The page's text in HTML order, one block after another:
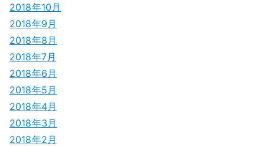
2018年10月
2018年9月
2018年8月
2018年7月
2018年6月
2018年5月
2018年4月
2018年3月
2018年2月